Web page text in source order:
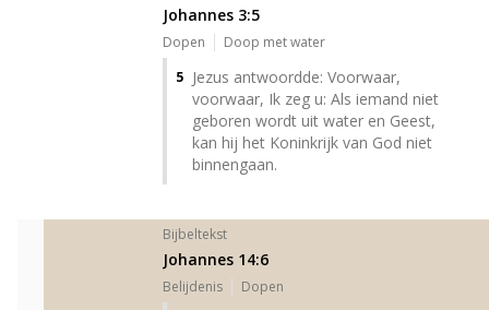
Johannes 3:5
Dopen
Doop met water
5 Jezus antwoordde: Voorwaar,
voorwaar, Ik zeg u: Als iemand niet
geboren wordt uit water en Geest,
kan hij het Koninkrijk van God niet
binnengaan.
Bijbeltekst
Johannes 14:6
Belijdenis
Dopen